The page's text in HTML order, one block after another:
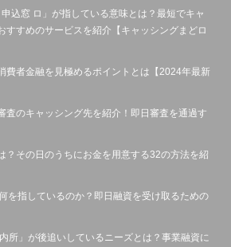
申込窓 ロ」が指している意味とは？最短でキャ
すすめのサービスを紹介【キャッシングまどロ
費者金融を見極めるポイントとは【2024年最新
査のキャッシング先を紹介！即日審査を通過す
？その日のうちにお金を用意する32の方法を紹
を指しているのか？即日融資を受け取るための
所」が後追いしているニーズとは？事業融資に